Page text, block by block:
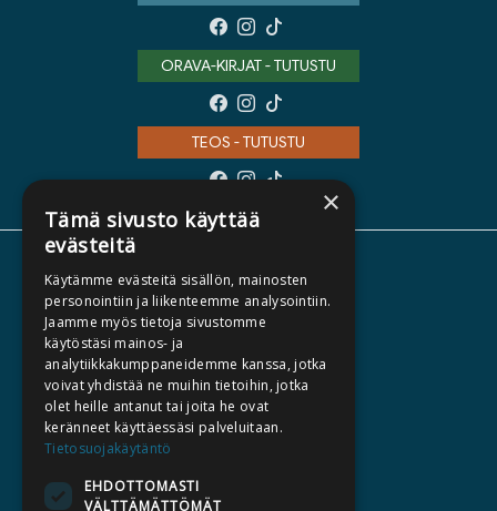
ORAVA-KIRJAT - TUTUSTU
TEOS - TUTUSTU
TIETOA MEISTÄ
TEKIJÄT
AJANKOHTAISTA
HALUATKO KIRJAILIJAKSI
×
Tämä sivusto käyttää
evästeitä
Käytämme evästeitä sisällön, mainosten
personointiin ja liikenteemme analysointiin.
Jaamme myös tietoja sivustomme
käytöstäsi mainos- ja
analytiikkakumppaneidemme kanssa, jotka
voivat yhdistää ne muihin tietoihin, jotka
olet heille antanut tai joita he ovat
keränneet käyttäessäsi palveluitaan.
Tietosuojakäytäntö
EHDOTTOMASTI
VÄLTTÄMÄTTÖMÄT